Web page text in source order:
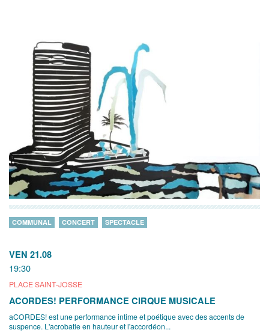
VEN 21.08
19:30
PLACE SAINT-JOSSE
COMMUNAL CONCERT SPECTACLE
ACORDES! PERFORMANCE CIRQUE MUSICALE
aCORDES! est une performance intime et poétique avec des accents de
suspence. L'acrobatie en hauteur et l'accordéon...